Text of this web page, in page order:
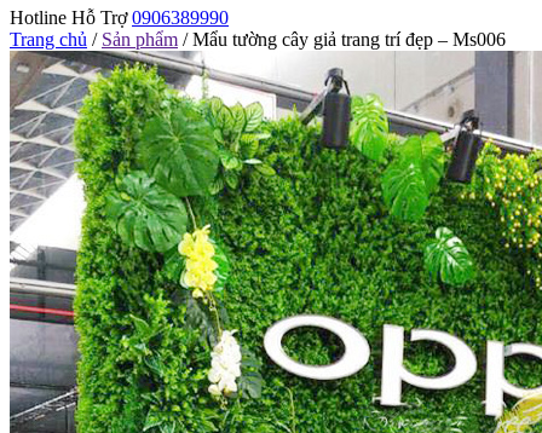
Hotline Hỗ Trợ 0906389990
Trang chủ / Sản phẩm / Mẩu tường cây giả trang trí đẹp – Ms006